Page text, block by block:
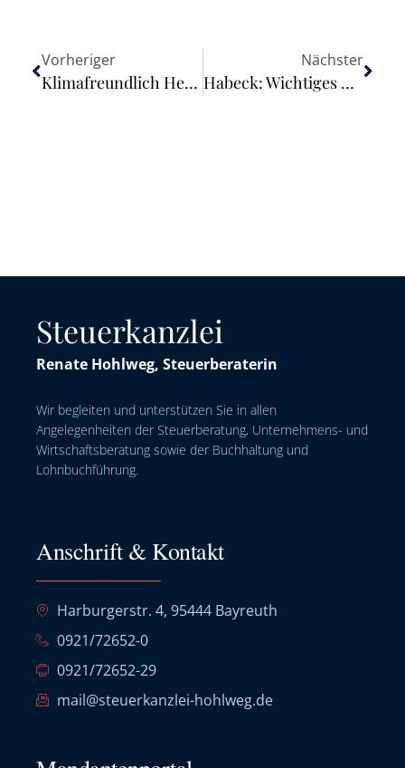
Vorheriger
Klimafreundlich Heizen: Neues Gebäudeenergiegesetz kommt
Nächster
Habeck: Wichtiges Klimapaket geht in die Ressortabstimmung
Steuerkanzlei
Renate Hohlweg, Steuerberaterin
Wir begleiten und unterstützen Sie in allen
Angelegenheiten der Steuerberatung, Unternehmens- und
Wirtschaftsberatung sowie der Buchhaltung und
Lohnbuchführung.
Anschrift & Kontakt
Harburgerstr. 4, 95444 Bayreuth
0921/72652-0
0921/72652-29
mail@steuerkanzlei-hohlweg.de